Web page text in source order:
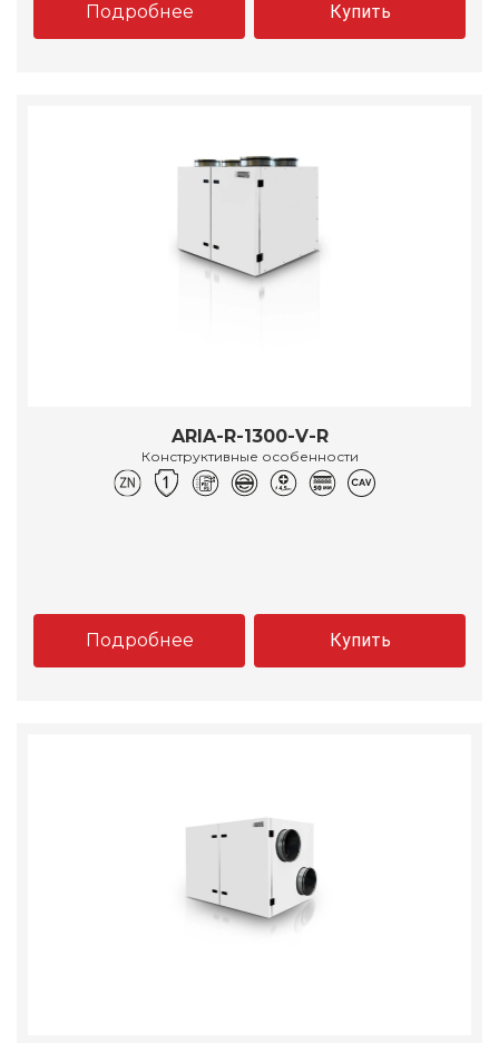
Подробнее Купить
ARIA-R-1300-V-R
Конструктивные особенности
Подробнее Купить